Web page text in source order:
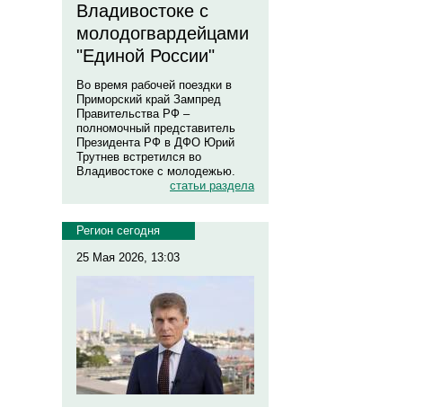
Владивостоке с
молодогвардейцами
"Единой России"
Во время рабочей поездки в
Приморский край Зампред
Правительства РФ –
полномочный представитель
Президента РФ в ДФО Юрий
Трутнев встретился во
Владивостоке с молодежью.
статьи раздела
Регион сегодня
25 Мая 2026, 13:03